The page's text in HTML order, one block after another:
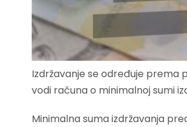
Izdržavanje se određuje prema
vodi računa o minimalnoj sumi
Minimalna suma izdržavanja